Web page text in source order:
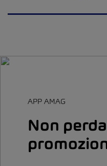
APP AMAG
Non